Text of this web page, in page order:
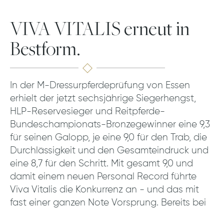
VIVA VITALIS erneut in
Bestform.
In der M-Dressurpferdeprüfung von Essen
erhielt der jetzt sechsjährige Siegerhengst,
HLP-Reservesieger und Reitpferde-
Bundeschampionats-Bronzegewinner eine 9,3
für seinen Galopp, je eine 9,0 für den Trab, die
Durchlässigkeit und den Gesamteindruck und
eine 8,7 für den Schritt. Mit gesamt 9,0 und
damit einem neuen Personal Record führte
Viva Vitalis die Konkurrenz an - und das mit
fast einer ganzen Note Vorsprung. Bereits bei